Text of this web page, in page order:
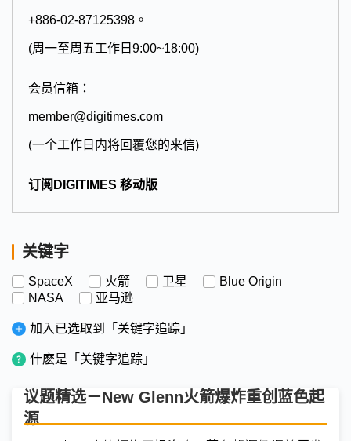
+886-02-87125398。
(周一至周五工作日9:00~18:00)
会员信箱：
member@digitimes.com
(一个工作日内将回覆您的来信)
订阅DIGITIMES 移动版
关键字
SpaceX 火箭 卫星
Blue Origin
NASA
亚马逊
加入已选取到「关键字追踪」
什麽是「关键字追踪」
议题精选－New Glenn火箭爆炸重创蓝色起
源